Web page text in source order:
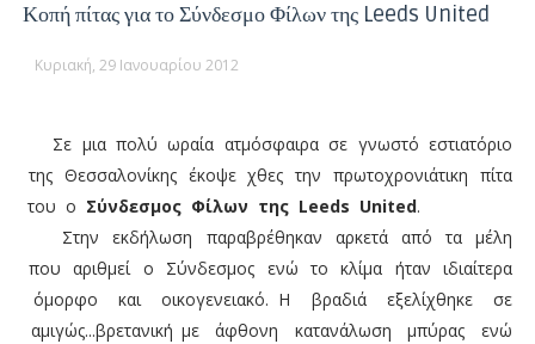
Κοπή πίτας για το Σύνδεσμο Φίλων της Leeds United
Κυριακή, 29 Ιανουαρίου 2012
Σε μια πολύ ωραία ατμόσφαιρα σε γνωστό εστιατόριο
της Θεσσαλονίκης έκοψε χθες την πρωτοχρονιάτικη πίτα
του ο Σύνδεσμος Φίλων της Leeds United.
Στην εκδήλωση παραβρέθηκαν αρκετά από τα μέλη
που αριθμεί ο Σύνδεσμος ενώ το κλίμα ήταν ιδιαίτερα
όμορφο και οικογενειακό. Η βραδιά εξελίχθηκε σε
αμιγώς...βρετανική με άφθονη κατανάλωση μπύρας ενώ